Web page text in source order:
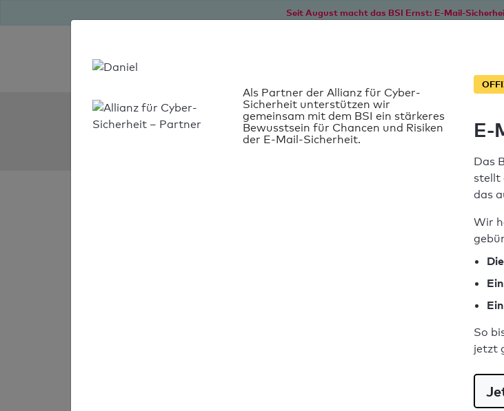
Seit August macht das BSI Ernst: E-Mail-
SPF Check:
innovationisrael.org.il
Syntaxprüfung: 0
Als Partner der Allianz für Cyber-
Sicherheit unterstützen wir
gemeinsam mit dem BSI ein stärkeres
Bewusstsein für Chancen und Risiken
der E-Mail-Sicherheit.
E-
Das
stellt
das
Wir
So
jetzt